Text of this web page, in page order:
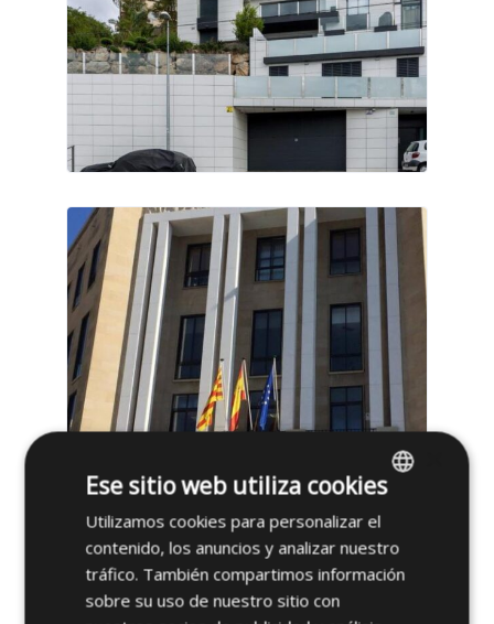
SPANISH
ENGLISH
Ese sitio web utiliza cookies
Utilizamos cookies para personalizar el
contenido, los anuncios y analizar nuestro
tráfico. También compartimos información
sobre su uso de nuestro sitio con